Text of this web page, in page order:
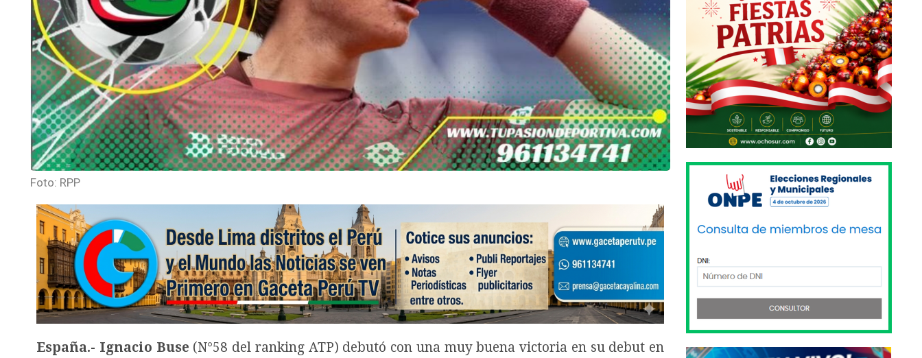
Foto: RPP
España.- Ignacio Buse (N°58 del ranking ATP) debutó con una muy buena victoria en su debut en